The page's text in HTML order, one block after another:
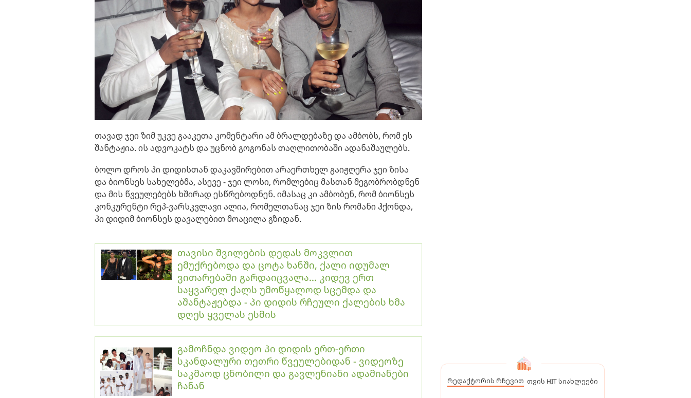
თავად ჯეი ზიმ უკვე გააკეთა კომენტარი ამ ბრალდებაზე და ამბობს, რომ ეს
შანტაჟია. ის ადვოკატს და უცნობ გოგონას თაღლითობაში ადანაშაულებს.
ბოლო დროს პი დიდისთან დაკავშირებით არაერთხელ გაიჟღერა ჯეი ზისა
და ბიონსეს სახელებმა, ასევე - ჯეი ლოსი, რომლებიც მასთან მეგობრობდნენ
და მის წვეულებებს ხშირად ესწრებოდნენ. იმასაც კი ამბობენ, რომ ბიონსეს
კონკურენტი რეპ-ვარსკვლავი ალია, რომელთანაც ჯეი ზის რომანი ჰქონდა,
პი დიდიმ ბიონსეს დავალებით მოაცილა გზიდან.
თავისი შვილების დედას მოკვლით
ემუქრებოდა და ცოტა ხანში, ქალი იდუმალ
ვითარებაში გარდაიცვალა... კიდევ ერთ
საყვარელ ქალს უმოწყალოდ სცემდა და
აშანტაჟებდა - პი დიდის რჩეული ქალების ხმა
დღეს ყველას ესმის
გამოჩნდა ვიდეო პი დიდის ერთ-ერთი
სკანდალური თეთრი წვეულებიდან - ვიდეოზე
საკმაოდ ცნობილი და გავლენიანი ადამიანები
ჩანან
რედაქტორის რჩევით თვის HIT სიახლეები